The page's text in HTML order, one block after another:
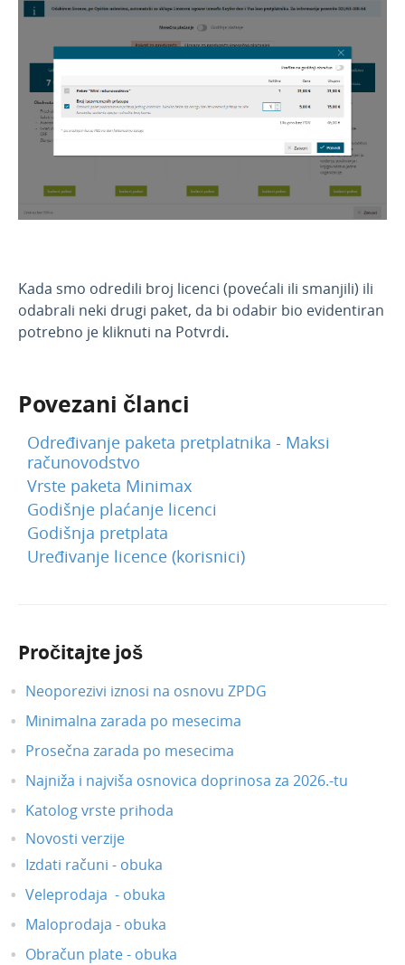
Kada smo odredili broj licenci (povećali ili smanjili) ili
odabrali neki drugi paket, da bi odabir bio evidentiran
potrebno je kliknuti na Potvrdi.
Povezani članci
Određivanje paketa pretplatnika - Maksi
računovodstvo
Vrste paketa Minimax
Godišnje plaćanje licenci
Godišnja pretplata
Uređivanje licence (korisnici)
Pročitajte još
Neoporezivi iznosi na osnovu ZPDG
Minimalna zarada po mesecima
Prosečna zarada po mesecima
Najniža i najviša osnovica doprinosa za 2026.-tu
Katolog vrste prihoda
Novosti verzije
Izdati računi - obuka
Veleprodaja - obuka
Maloprodaja - obuka
Obračun plate - obuka